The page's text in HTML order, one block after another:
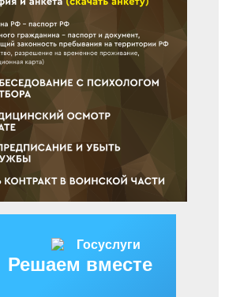
Решаем вместе